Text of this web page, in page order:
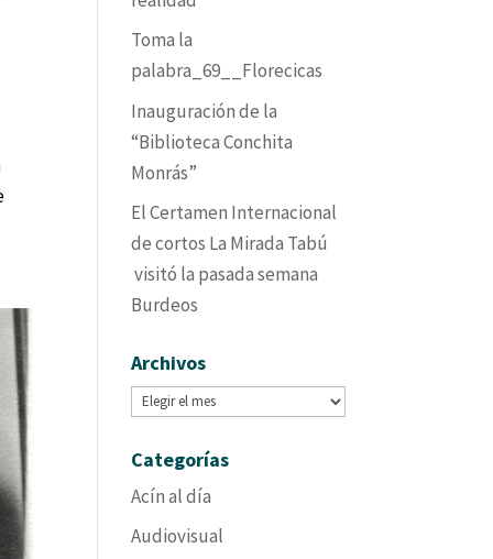
Toma la
palabra_69__Florecicas
Inauguración de la
“Biblioteca Conchita
Monrás”
El Certamen Internacional
de cortos La Mirada Tabú
visitó la pasada semana
Burdeos
Archivos
Archivos
Categorías
Acín al día
Audiovisual